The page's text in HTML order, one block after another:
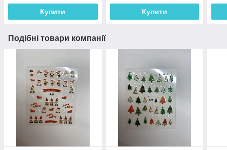
Купити Купити
Подібні товари компанії